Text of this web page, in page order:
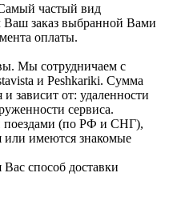
частый вид
заказ выбранной Вами
оплаты.
Мы сотрудничаем с
и Peshkariki. Сумма
зависит от: удаленности
сервиса.
поездами (по РФ и СНГ),
или имеются знакомые
способ доставки